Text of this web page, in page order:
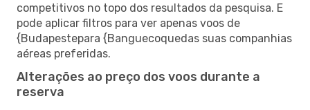
competitivos no topo dos resultados da pesquisa. E
pode aplicar filtros para ver apenas voos de
{Budapestepara {Banguecoquedas suas companhias
aéreas preferidas.
Alterações ao preço dos voos durante a
reserva